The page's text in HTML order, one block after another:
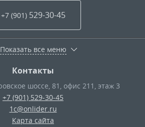
+7 (901) 529-30-45
Показать все меню
Контакты
шоссе, 81, офис 211, этаж 3
+7 (901) 529-30-45
1c@onlider.ru
Карта сайта